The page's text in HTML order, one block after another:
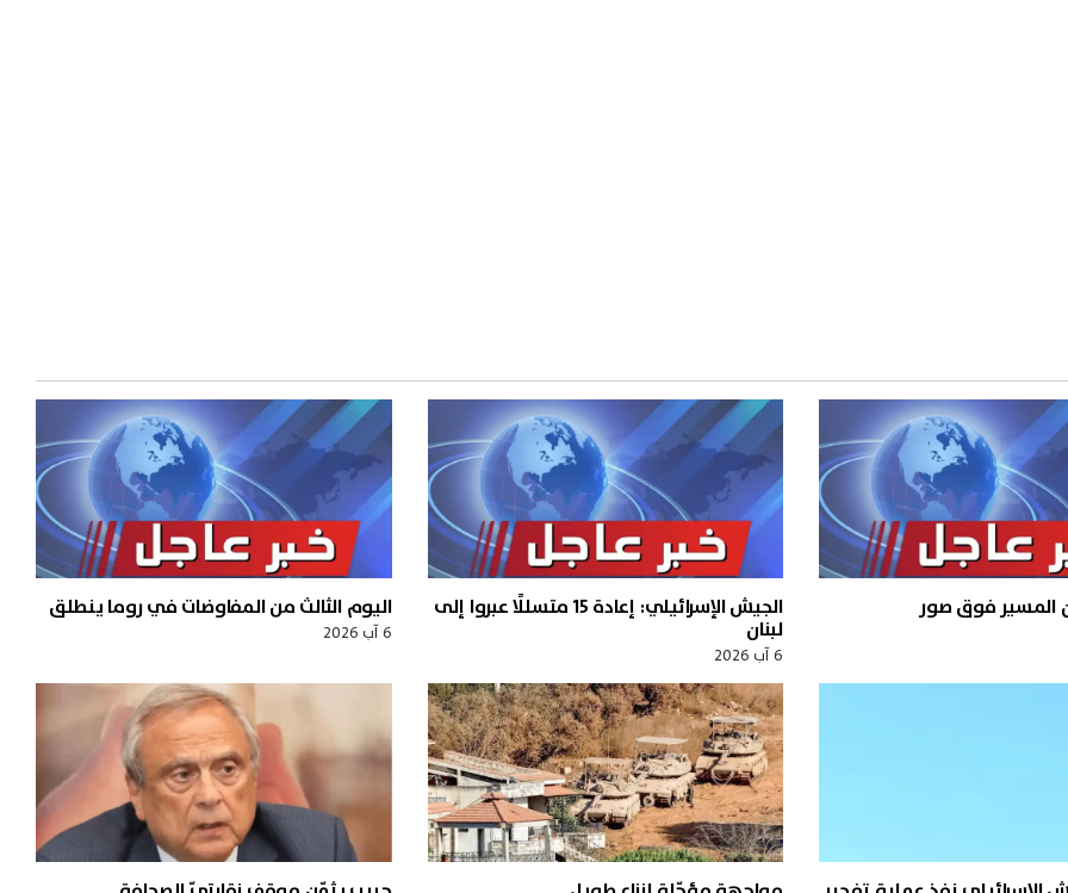
المسير فوق صور الجيش الإسرائيلي: إعادة 15 متسللًا عبروا إلى
لبنان
6 آب 2026
اليوم الثالث من المفاوضات في روما ينطلق
6 آب 2026